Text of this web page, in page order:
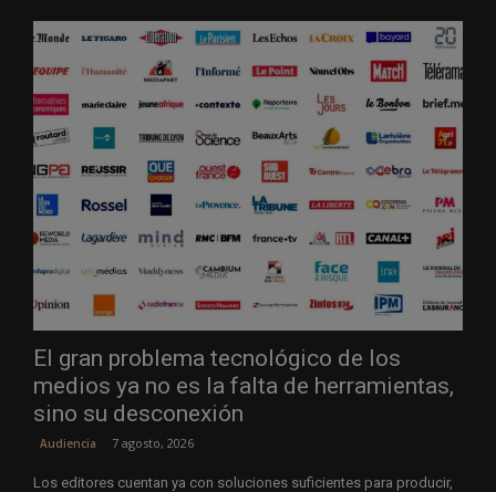
El gran problema tecnológico de los
medios ya no es la falta de herramientas,
sino su desconexión
Audiencia 7 agosto, 2026
Los editores cuentan ya con soluciones suficientes para producir,